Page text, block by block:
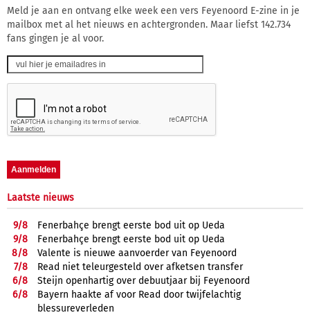
Meld je aan en ontvang elke week een vers Feyenoord E-zine in je
mailbox met al het nieuws en achtergronden. Maar liefst 142.734
fans gingen je al voor.
Laatste nieuws
9/8
Fenerbahçe brengt eerste bod uit op Ueda
9/8
Fenerbahçe brengt eerste bod uit op Ueda
8/8
Valente is nieuwe aanvoerder van Feyenoord
7/8
Read niet teleurgesteld over afketsen transfer
6/8
Steijn openhartig over debuutjaar bij Feyenoord
6/8
Bayern haakte af voor Read door twijfelachtig
blessureverleden